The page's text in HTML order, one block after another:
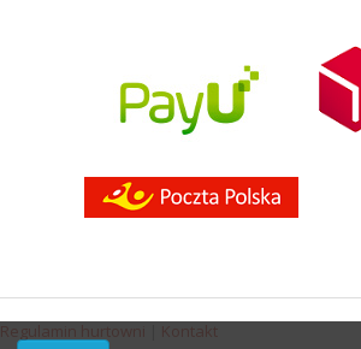
Regulamin hurtowni Kontakt